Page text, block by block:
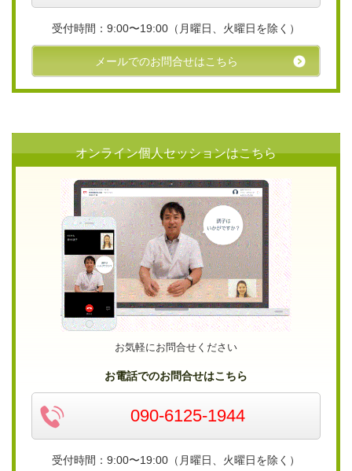
受付時間：9:00〜19:00（月曜日、火曜日を除く）
メールでのお問合せはこちら
オンライン個人セッションはこちら
お気軽にお問合せください
お電話でのお問合せはこちら
090-6125-1944
受付時間：9:00〜19:00（月曜日、火曜日を除く）